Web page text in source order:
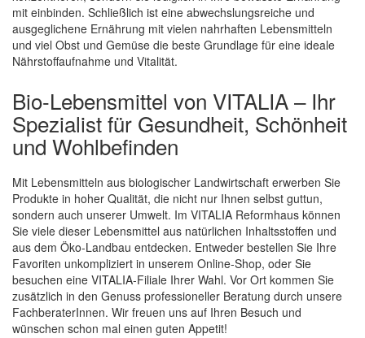
mit einbinden. Schließlich ist eine abwechslungsreiche und
ausgeglichene Ernährung mit vielen nahrhaften Lebensmitteln
und viel Obst und Gemüse die beste Grundlage für eine ideale
Nährstoffaufnahme und Vitalität.
Bio-Lebensmittel von VITALIA – Ihr
Spezialist für Gesundheit, Schönheit
und Wohlbefinden
Mit Lebensmitteln aus biologischer Landwirtschaft erwerben Sie
Produkte in hoher Qualität, die nicht nur Ihnen selbst guttun,
sondern auch unserer Umwelt. Im VITALIA Reformhaus können
Sie viele dieser Lebensmittel aus natürlichen Inhaltsstoffen und
aus dem Öko-Landbau entdecken. Entweder bestellen Sie Ihre
Favoriten unkompliziert in unserem Online-Shop, oder Sie
besuchen eine VITALIA-Filiale Ihrer Wahl. Vor Ort kommen Sie
zusätzlich in den Genuss professioneller Beratung durch unsere
FachberaterInnen. Wir freuen uns auf Ihren Besuch und
wünschen schon mal einen guten Appetit!